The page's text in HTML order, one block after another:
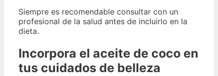
Siempre es recomendable consultar con un
profesional de la salud antes de incluirlo en la
dieta.
Incorpora el aceite de coco en
tus cuidados de belleza